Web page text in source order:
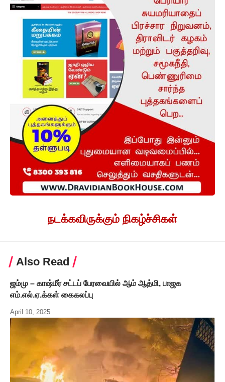
நடக்கவிருக்கும் நிகழ்ச்சிகள்
Also Read
ஜம்மு – காஷ்மீர் சட்டப் பேரவையில் ஆம் ஆத்மி, பாஜக
எம்.எல்.ஏ.க்கள் கைகலப்பு
April 10, 2025